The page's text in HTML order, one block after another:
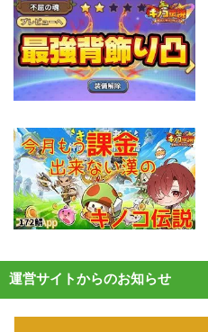
運営サイトからのお知らせ